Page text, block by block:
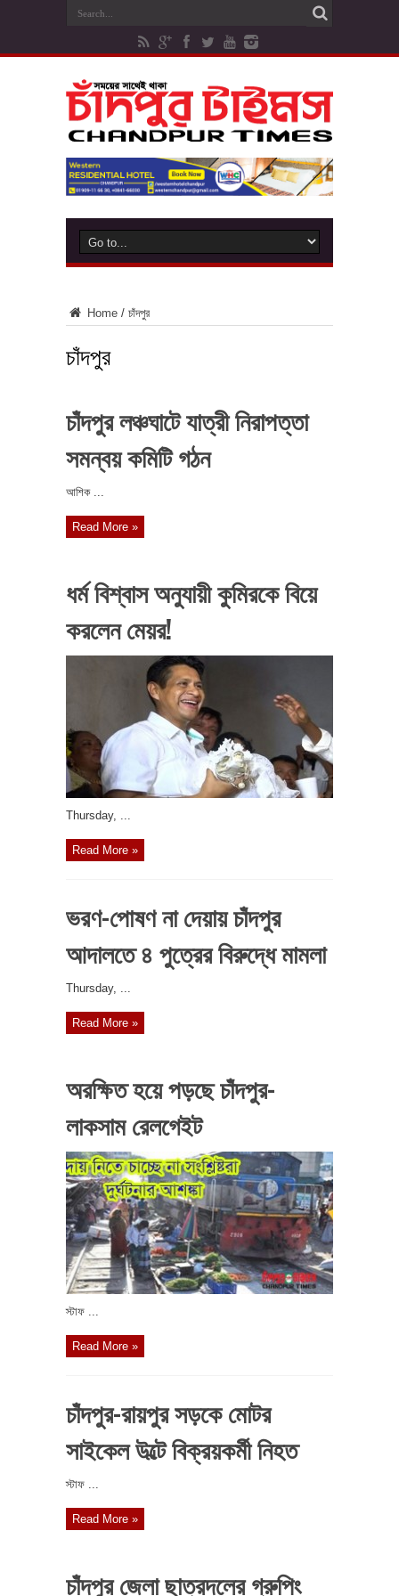
Home / চাঁদপুর
চাঁদপুর
চাঁদপুর লঞ্চঘাটে যাত্রী নিরাপত্তা
সমন্বয় কমিটি গঠন
আশিক ...
Read More »
ধর্ম বিশ্বাস অনুযায়ী কুমিরকে বিয়ে
করলেন মেয়র!
‎Thursday, ...
Read More »
ভরণ-পোষণ না দেয়ায় চাঁদপুর
আদালতে ৪ পুত্রের বিরুদ্ধে মামলা
‎Thursday, ...
Read More »
অরক্ষিত হয়ে পড়ছে চাঁদপুর-
লাকসাম রেলগেইট
স্টাফ ...
Read More »
চাঁদপুর-রায়পুর সড়কে মোটর
সাইকেল উল্টে বিক্রয়কর্মী নিহত
স্টাফ ...
Read More »
চাঁদপুর জেলা ছাত্রদলের গ্রুপিং